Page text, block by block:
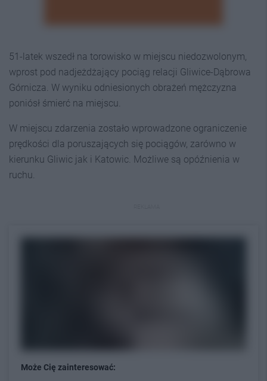
51-latek wszedł na torowisko w miejscu niedozwolonym,
wprost pod nadjeżdżający pociąg relacji Gliwice-Dąbrowa
Górnicza. W wyniku odniesionych obrażeń mężczyzna
poniósł śmierć na miejscu.
W miejscu zdarzenia zostało wprowadzone ograniczenie
prędkości dla poruszających się pociągów, zarówno w
kierunku Gliwic jak i Katowic. Możliwe są opóźnienia w
ruchu.
Może Cię zainteresować: